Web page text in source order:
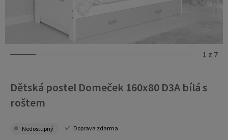
1 z 7
Dětská postel Domeček 160x80 D3A bílá s
roštem
Nedostupný Doprava zdarma